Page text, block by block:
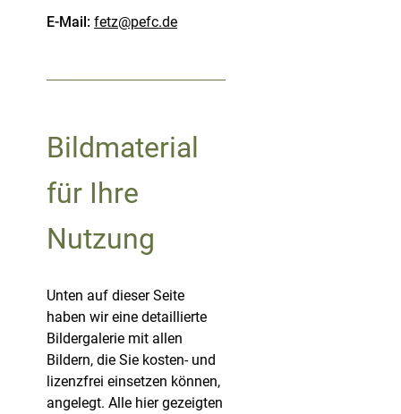
E-Mail: fetz@pefc.de
Bildmaterial
für Ihre
Nutzung
Unten auf dieser Seite
haben wir eine detaillierte
Bildergalerie mit allen
Bildern, die Sie kosten- und
lizenzfrei einsetzen können,
angelegt. Alle hier gezeigten